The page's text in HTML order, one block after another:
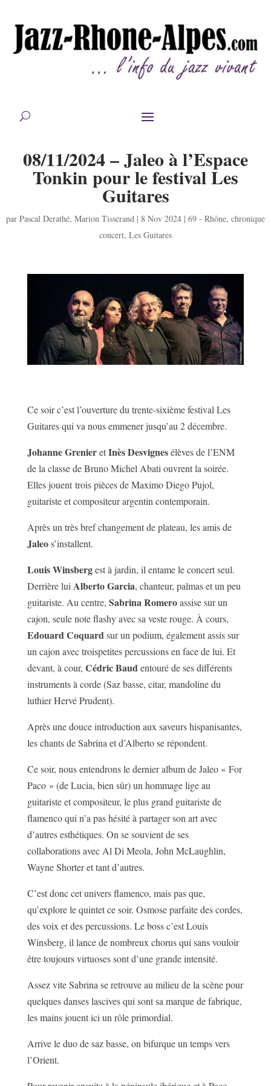
08/11/2024 – Jaleo à l’Espace
Tonkin pour le festival Les
Guitares
par Pascal Derathé, Marion Tisserand | 8 Nov 2024 | 69 - Rhône, chronique
concert, Les Guitares
Ce soir c’est l’ouverture du trente-sixième festival Les
Guitares qui va nous emmener jusqu’au 2 décembre.
Johanne GrenieretInès Desvignesélèves de l’ENM
de la classe de Bruno Michel Abati ouvrent la soirée.
Elles jouent trois pièces de Maximo Diego Pujol,
guitariste et compositeur argentin contemporain.
Après un très bref changement de plateau, les amis de
Jaleos’installent.
Louis Winsbergest à jardin, il entame le concert seul.
Derrière lui Alberto Garcia, chanteur, palmas et un peu
guitariste. Au centre, Sabrina Romeroassise sur un
cajon, seule note flashy avec sa veste rouge. À cours,
Edouard Coquard sur un podium, également assis sur
un cajon avec troispetites percussions en face de lui. Et
devant, à cour, Cédric Baud entouré de ses différents
instruments à corde (Saz basse, citar, mandoline du
luthier Hervé Prudent).
Après une douce introduction aux saveurs hispanisantes,
les chants de Sabrina et d’Alberto se répondent.
Ce soir, nous entendrons le dernier album de Jaleo « For
Paco » (de Lucia, bien sûr) un hommage lige au
guitariste et compositeur, le plus grand guitariste de
flamenco qui n’a pas hésité à partager son art avec
d’autres esthétiques. On se souvient de ses
collaborations avec Al Di Meola, John McLaughlin,
Wayne Shorter et tant d’autres.
C’est donc cet univers flamenco, mais pas que,
qu’explore le quintet ce soir. Osmose parfaite des cordes,
des voix et des percussions. Le boss c’est Louis
Winsberg, il lance de nombreux chorus qui sans vouloir
être toujours virtuoses sont d’une grande intensité.
Assez vite Sabrina se retrouve au milieu de la scène pour
quelques danses lascives qui sont sa marque de fabrique,
les mains jouent ici un rôle primordial.
Arrive le duo de saz basse, on bifurque un temps vers
l’Orient.